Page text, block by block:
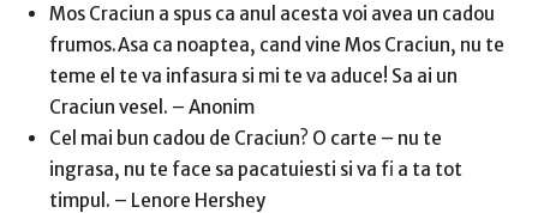
Mos Craciun a spus ca anul acesta voi avea un cadou
frumos.Asa ca noaptea, cand vine Mos Craciun, nu te
teme el te va infasura si mi te va aduce! Sa ai un
Craciun vesel. – Anonim
Cel mai bun cadou de Craciun? O carte – nu te
ingrasa, nu te face sa pacatuiesti si va fi a ta tot
timpul. – Lenore Hershey